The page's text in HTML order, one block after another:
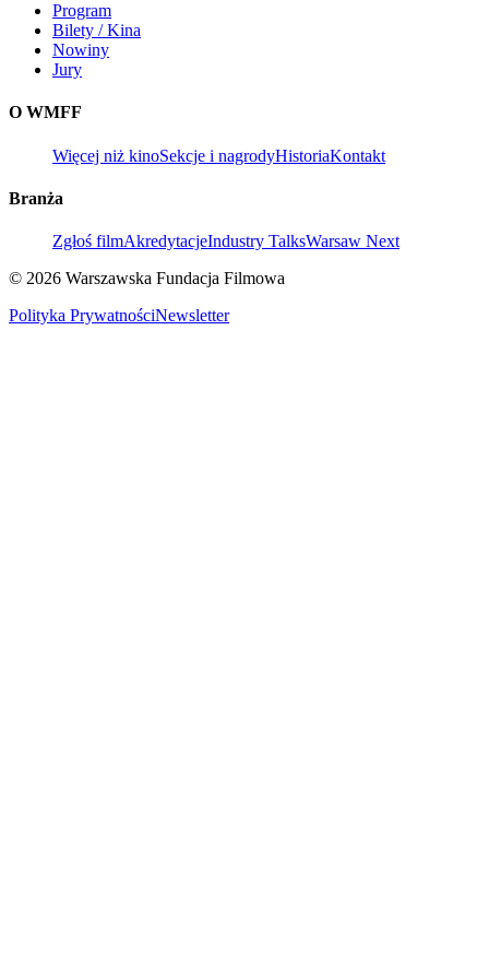
Program
Bilety / Kina
Nowiny
Jury
O WMFF
Więcej niż kinoSekcje i nagrodyHistoriaKontakt
Branża
Zgłoś filmAkredytacjeIndustry TalksWarsaw Next
© 2026 Warszawska Fundacja Filmowa
Polityka PrywatnościNewsletter